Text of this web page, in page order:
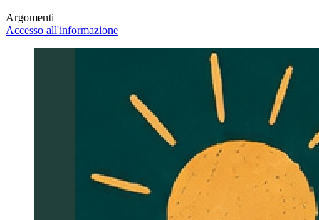
Argomenti
Accesso all'informazione